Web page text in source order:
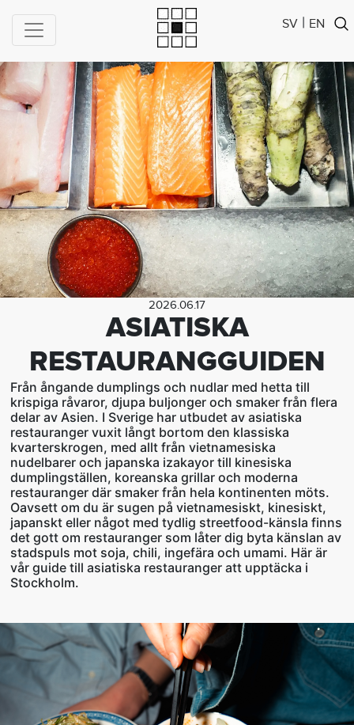
SV | EN
2026.06.17
ASIATISKA
RESTAURANGGUIDEN
Från ångande dumplings och nudlar med hetta till
krispiga råvaror, djupa buljonger och smaker från flera
delar av Asien. I Sverige har utbudet av asiatiska
restauranger vuxit långt bortom den klassiska
kvarterskrogen, med allt från vietnamesiska
nudelbarer och japanska izakayor till kinesiska
dumplingställen, koreanska grillar och moderna
restauranger där smaker från hela kontinenten möts.
Oavsett om du är sugen på vietnamesiskt, kinesiskt,
japanskt eller något med tydlig streetfood-känsla finns
det gott om restauranger som låter dig byta känslan av
stadspuls mot soja, chili, ingefära och umami. Här är
vår guide till asiatiska restauranger att upptäcka i
Stockholm.